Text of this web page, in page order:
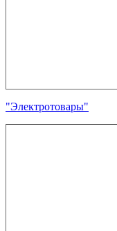
"Электротовары"